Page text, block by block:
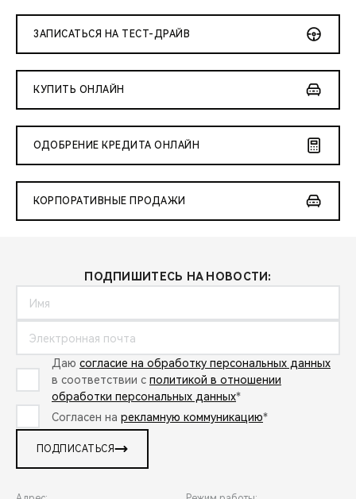
ЗАПИСАТЬСЯ НА ТЕСТ-ДРАЙВ
КУПИТЬ ОНЛАЙН
ОДОБРЕНИЕ КРЕДИТА ОНЛАЙН
КОРПОРАТИВНЫЕ ПРОДАЖИ
ПОДПИШИТЕСЬ НА НОВОСТИ:
Даю согласие на обработку персональных данных
в соответствии с политикой в отношении
обработки персональных данных*
Согласен на рекламную коммуникацию*
ПОДПИСАТЬСЯ